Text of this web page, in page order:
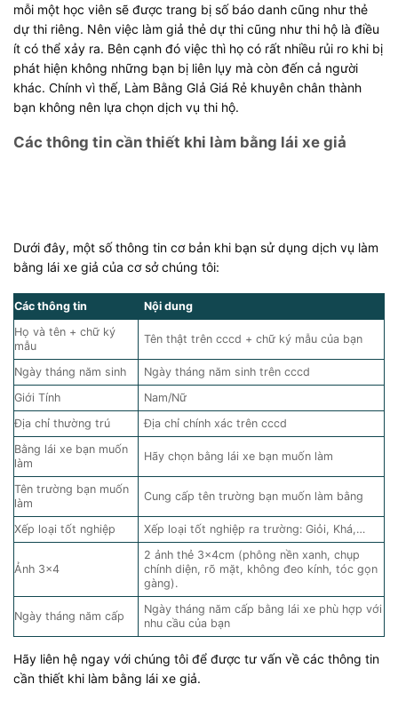
mỗi một học viên sẽ được trang bị số báo danh cũng như thẻ
dự thi riêng. Nên việc làm giả thẻ dự thi cũng như thi hộ là điều
ít có thể xảy ra. Bên cạnh đó việc thì họ có rất nhiều rủi ro khi bị
phát hiện không những bạn bị liên lụy mà còn đến cả người
khác. Chính vì thế, Làm Bằng GIả Giá Rẻ khuyên chân thành
bạn không nên lựa chọn dịch vụ thi hộ.
Các thông tin cần thiết khi làm bằng lái xe giả
Dưới đây, một số thông tin cơ bản khi bạn sử dụng dịch vụ làm
bằng lái xe giả của cơ sở chúng tôi:
Các thông tin
Nội dung
Họ và tên + chữ ký
mẫu
Tên thật trên cccd + chữ ký mẫu của bạn
Ngày tháng năm sinh
Ngày tháng năm sinh trên cccd
Giới Tính
Nam/Nữ
Địa chỉ thường trú
Địa chỉ chính xác trên cccd
Bằng lái xe bạn muốn
làm
Hãy chọn bằng lái xe bạn muốn làm
Tên trường bạn muốn
làm
Cung cấp tên trường bạn muốn làm bằng
Xếp loại tốt nghiệp Xếp loại tốt nghiệp ra trường: Giỏi, Khá,…
Ảnh 3×4
2 ảnh thẻ 3x4cm (phông nền xanh, chụp
chính diện, rõ mặt, không đeo kính, tóc gọn
gàng).
Ngày tháng năm cấp
Ngày tháng năm cấp bằng lái xe phù hợp với
nhu cầu của bạn
Hãy liên hệ ngay với chúng tôi để được tư vấn về các thông tin
cần thiết khi làm bằng lái xe giả.